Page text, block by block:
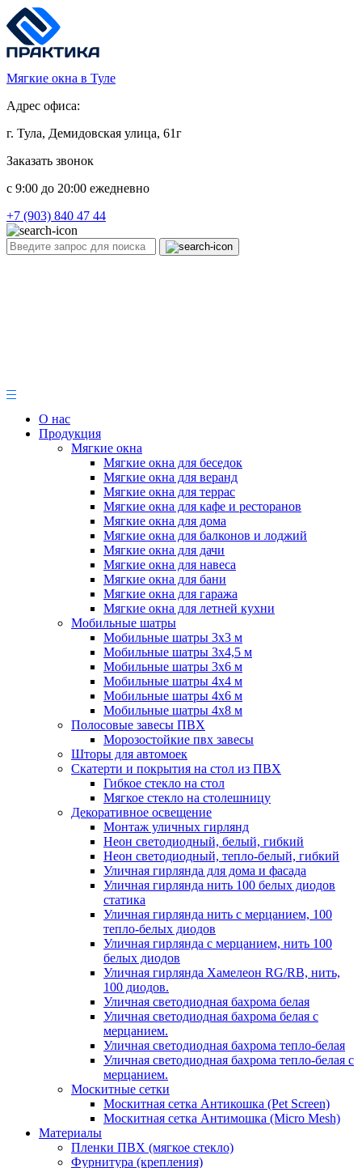
Мягкие окна в Туле
Адрес офиса:
г. Тула, Демидовская улица, 61г
Заказать звонок
c 9:00 до 20:00 ежедневно
+7 (903) 840 47 44
О нас
Продукция
Мягкие окна
Мягкие окна для беседок
Мягкие окна для веранд
Мягкие окна для террас
Мягкие окна для кафе и ресторанов
Мягкие окна для дома
Мягкие окна для балконов и лоджий
Мягкие окна для дачи
Мягкие окна для навеса
Мягкие окна для бани
Мягкие окна для гаража
Мягкие окна для летней кухни
Мобильные шатры
Мобильные шатры 3х3 м
Мобильные шатры 3х4,5 м
Мобильные шатры 3х6 м
Мобильные шатры 4х4 м
Мобильные шатры 4х6 м
Мобильные шатры 4х8 м
Полосовые завесы ПВХ
Морозостойкие пвх завесы
Шторы для автомоек
Скатерти и покрытия на стол из ПВХ
Гибкое стекло на стол
Мягкое стекло на столешницу
Декоративное освещение
Монтаж уличных гирлянд
Неон светодиодный, белый, гибкий
Неон светодиодный, тепло-белый, гибкий
Уличная гирлянда для дома и фасада
Уличная гирлянда нить 100 белых диодов
статика
Уличная гирлянда нить с мерцанием, 100
тепло-белых диодов
Уличная гирлянда с мерцанием, нить 100
белых диодов
Уличная гирлянда Хамелеон RG/RB, нить,
100 диодов.
Уличная светодиодная бахрома белая
Уличная светодиодная бахрома белая с
мерцанием.
Уличная светодиодная бахрома тепло-белая
Уличная светодиодная бахрома тепло-белая с
мерцанием.
Москитные сетки
Москитная сетка Антикошка (Pet Screen)
Москитная сетка Антимошка (Micro Mesh)
Материалы
Пленки ПВХ (мягкое стекло)
Фурнитура (крепления)